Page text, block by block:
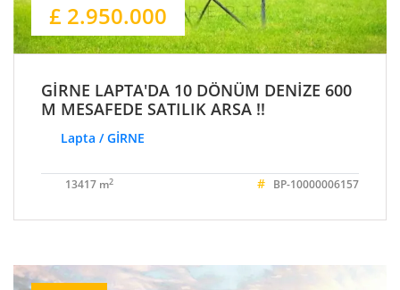
£ 2.950.000
GİRNE LAPTA'DA 10 DÖNÜM DENİZE 600
M MESAFEDE SATILIK ARSA !!
Lapta / GİRNE
13417 m2 # BP-10000006157